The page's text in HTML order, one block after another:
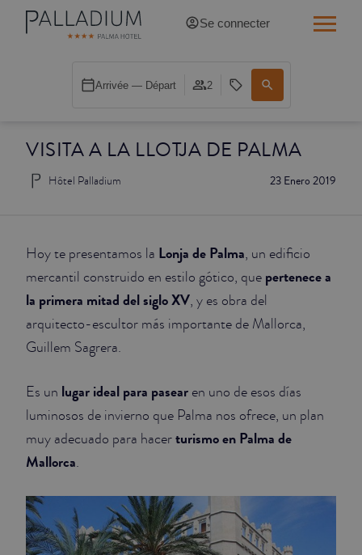
VISITA A LA LLOTJA DE PALMA
23 Enero 2019
Hôtel Palladium
Hoy te presentamos la Lonja de Palma, un edificio
mercantil construido en estilo gótico, que pertenece a
la primera mitad del siglo XV, y es obra del
arquitecto-escultor más importante de Mallorca,
Guillem Sagrera.
Es un lugar ideal para pasear en uno de esos días
luminosos de invierno que Palma nos ofrece, un plan
muy adecuado para hacerturismo en Palma de
Mallorca.
Se connecter
Arrivée — Départ 2
SINGLE BALCON CATHÉDRALE
DOBLE RED
DOUBLE WHITE
DOUBLE INN CATHÉDRALE
SUPÉRIEURE
JUNIOR SUITES